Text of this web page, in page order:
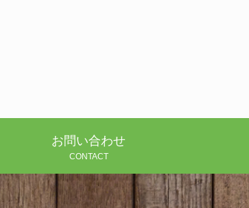
お問い合わせ
CONTACT